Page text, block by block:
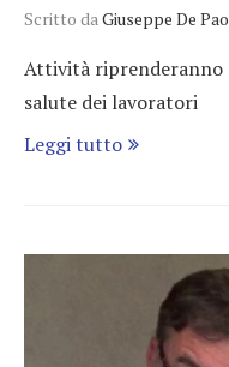
Scritto da Giuseppe De
Attività riprenderanno
salute dei lavoratori
Leggi tutto